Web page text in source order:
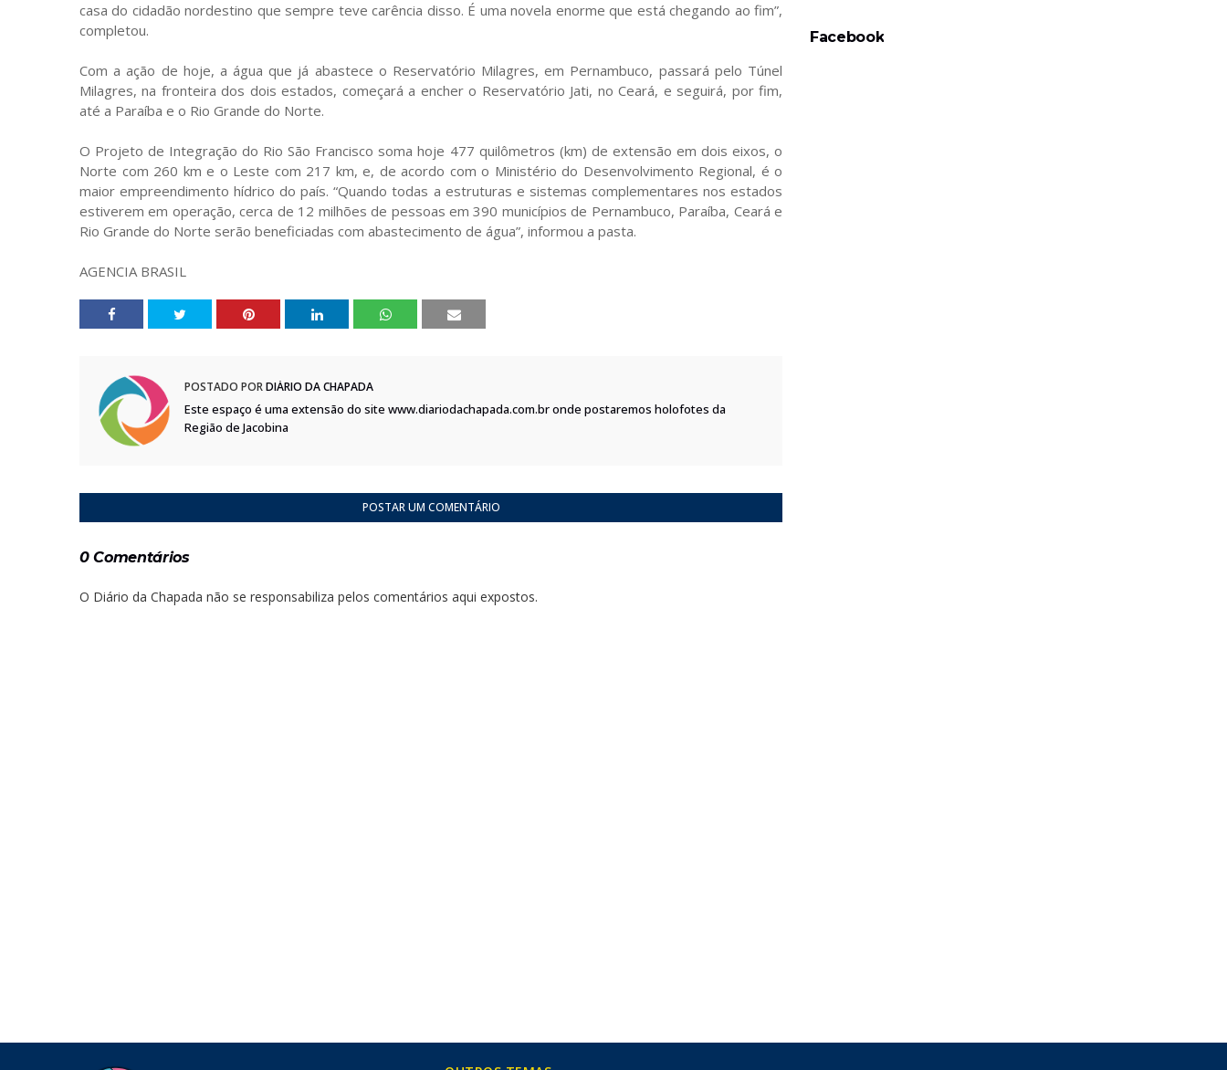
casa do cidadão nordestino que sempre teve carência disso. É uma novela enorme que está chegando ao fim”,
completou.
Com a ação de hoje, a água que já abastece o Reservatório Milagres, em Pernambuco, passará pelo Túnel
Milagres, na fronteira dos dois estados, começará a encher o Reservatório Jati, no Ceará, e seguirá, por fim,
até a Paraíba e o Rio Grande do Norte.
O Projeto de Integração do Rio São Francisco soma hoje 477 quilômetros (km) de extensão em dois eixos, o
Norte com 260 km e o Leste com 217 km, e, de acordo com o Ministério do Desenvolvimento Regional, é o
maior empreendimento hídrico do país. “Quando todas a estruturas e sistemas complementares nos estados
estiverem em operação, cerca de 12 milhões de pessoas em 390 municípios de Pernambuco, Paraíba, Ceará e
Rio Grande do Norte serão beneficiadas com abastecimento de água”, informou a pasta.
AGENCIA BRASIL
POSTADO PORDIÁRIO DA CHAPADA
Este espaço é uma extensão do site www.diariodachapada.com.br onde postaremos holofotes da
Região de Jacobina
POSTAR UM COMENTÁRIO
0 Comentários
O Diário da Chapada não se responsabiliza pelos comentários aqui expostos.
Facebook